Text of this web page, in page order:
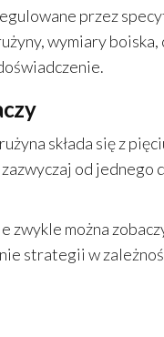
przez
wymiary
składa się z
od
zwykle można
strategii w